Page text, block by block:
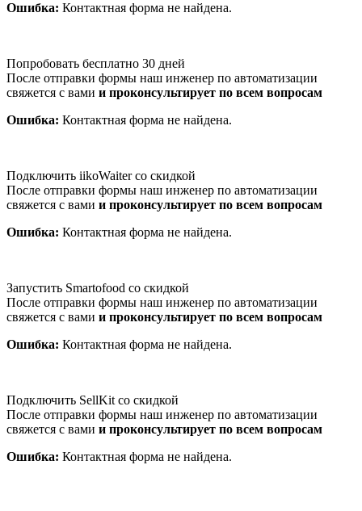
Ошибка: Контактная форма не найдена.
Попробовать бесплатно 30 дней
После отправки формы наш инженер по автоматизации
свяжется с вами и проконсультирует по всем вопросам
Ошибка: Контактная форма не найдена.
Подключить iikoWaiter со скидкой
После отправки формы наш инженер по автоматизации
свяжется с вами и проконсультирует по всем вопросам
Ошибка: Контактная форма не найдена.
Запустить Smartofood со скидкой
После отправки формы наш инженер по автоматизации
свяжется с вами и проконсультирует по всем вопросам
Ошибка: Контактная форма не найдена.
Подключить SellKit со скидкой
После отправки формы наш инженер по автоматизации
свяжется с вами и проконсультирует по всем вопросам
Ошибка: Контактная форма не найдена.